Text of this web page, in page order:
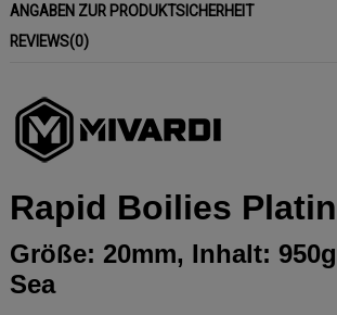
ANGABEN ZUR PRODUKTSICHERHEIT
REVIEWS(0)
Rapid Boilies
Größe: 20mm, Inhalt:
Sea